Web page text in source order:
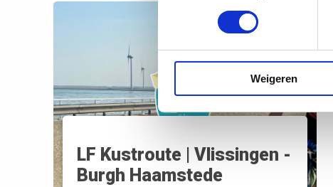
Weigeren
LF Kustroute | Vlissingen -
Burgh Haamstede